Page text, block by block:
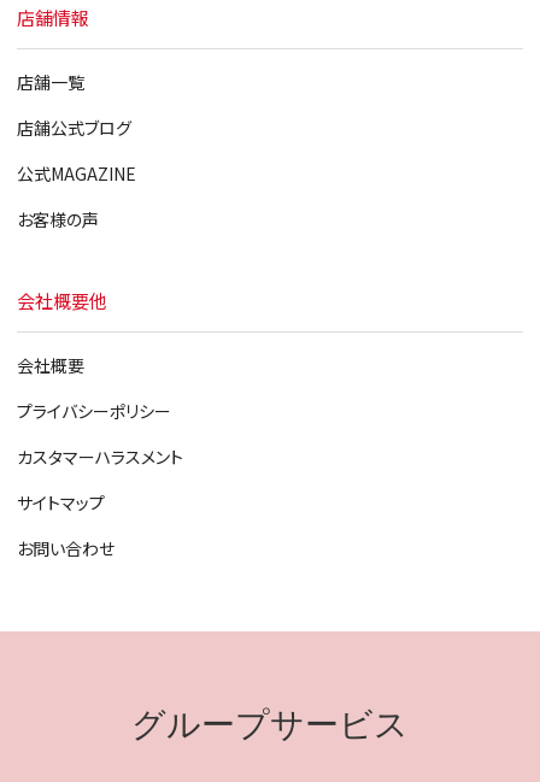
店舗情報
店舗一覧
店舗公式ブログ
公式MAGAZINE
お客様の声
会社概要他
会社概要
プライバシーポリシー
カスタマーハラスメント
サイトマップ
お問い合わせ
グループサービス